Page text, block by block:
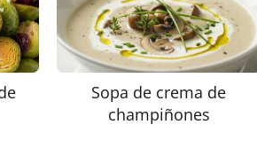
Sopa de crema de
champiñones